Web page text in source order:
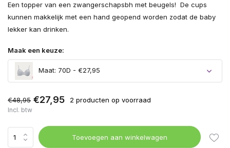
Een topper van een zwangerschapsbh met beugels! De cups
kunnen makkelijk met een hand geopend worden zodat de baby
lekker kan drinken.
Maak een keuze:
Maat: 70D - €27,95
€48,95 €27,95 2 producten op voorraad
Incl. btw
Toevoegen aan winkelwagen